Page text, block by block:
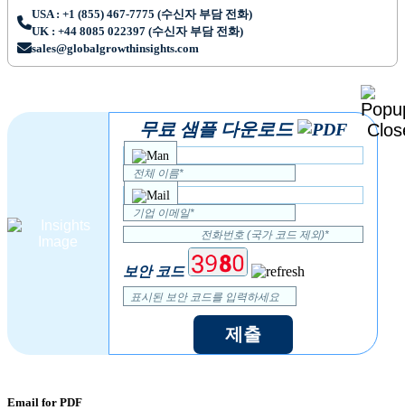
USA : +1 (855) 467-7775 (수신자 부담 전화)
UK : +44 8085 022397 (수신자 부담 전화)
sales@globalgrowthinsights.com
무료 샘플 다운로드
보안 코드
제출
Email for PDF